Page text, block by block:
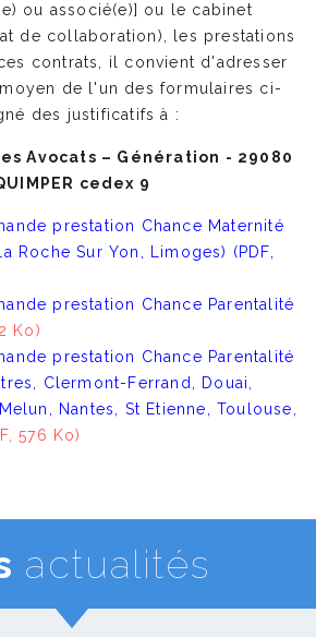
ou associé(e)] ou le cabinet
de collaboration), les prestations
contrats, il convient d'adresser
de l'un des formulaires ci-
des justificatifs à :
Avocats – Génération - 29080
cedex 9
prestation Chance Maternité
Roche Sur Yon, Limoges) (PDF,
prestation Chance Parentalité
Ko)
prestation Chance Parentalité
Clermont-Ferrand, Douai,
Nantes, St Etienne, Toulouse,
576 Ko)
actualités